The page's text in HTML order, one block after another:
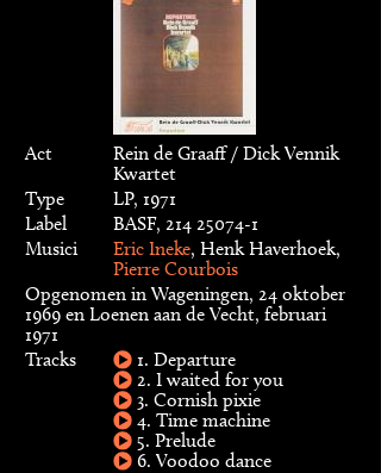
Act
Rein de Graaff / Dick Vennik
Kwartet
Type
LP, 1971
Label
BASF, 214 25074-1
Musici
Eric Ineke, Henk Haverhoek,
Pierre Courbois
Opgenomen in Wageningen, 24 oktober
1969 en Loenen aan de Vecht, februari
1971
Tracks
1. Departure
2. I waited for you
3. Cornish pixie
4. Time machine
5. Prelude
6. Voodoo dance